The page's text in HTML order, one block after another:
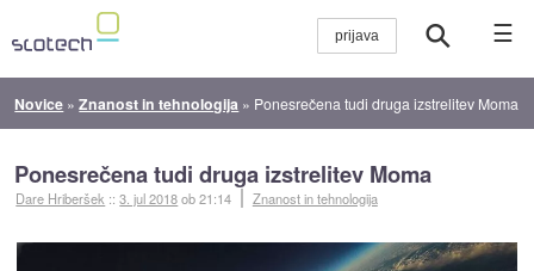
☰
Novice »Znanost in tehnologija » Ponesrečena tudi druga izstrelitev Moma
Ponesrečena tudi druga izstrelitev Moma
Dare Hriberšek ::3. jul 2018ob 21:14 Znanost in tehnologija